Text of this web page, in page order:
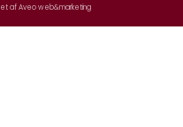
afAveo web&marketing